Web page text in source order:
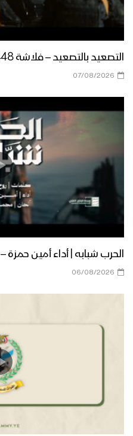
التصعيد بالتصعيد – فلاشة 1448هـ
07/08/2026
الحرب شبابه | أداء أمين حمزة – 1448هـ
06/08/2026